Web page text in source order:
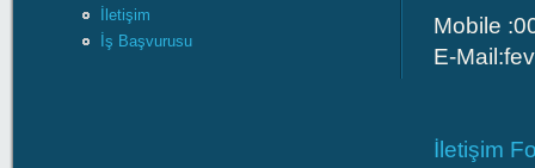
İletişim
İş Başvurusu
Mobile
E-Mail:
İletişim